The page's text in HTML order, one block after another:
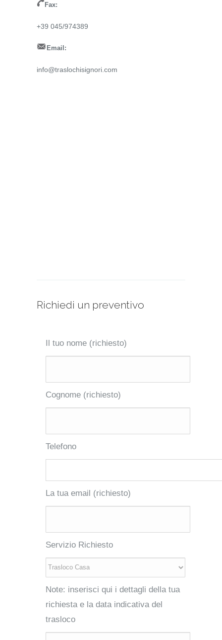
Fax:
+39 045/974389
Email:
info@traslochisignori.com
Richiedi un preventivo
Il tuo nome (richiesto)
Cognome (richiesto)
Telefono
La tua email (richiesto)
Servizio Richiesto
Note: inserisci qui i dettagli della tua
richiesta e la data indicativa del
trasloco